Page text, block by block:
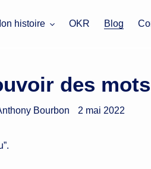
histoire OKR Blog
des
Bourbon 2 mai 2022